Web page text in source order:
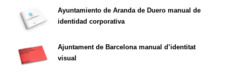
Ayuntamiento de Aranda de Duero manual de
identidad corporativa
Ajuntament de Barcelona manual d’identitat
visual